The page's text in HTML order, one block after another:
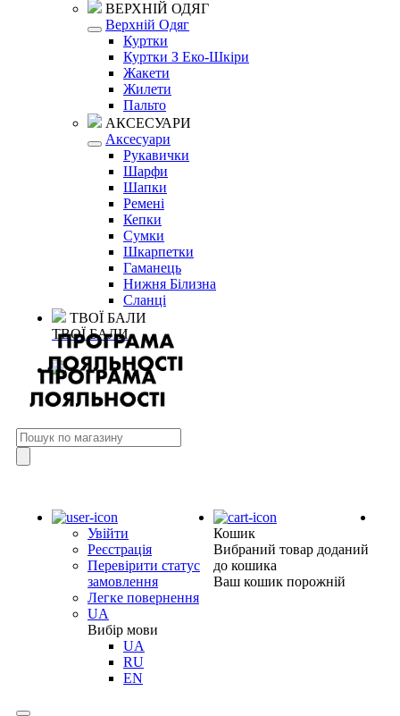
ВЕРХНІЙ ОДЯГ
Верхній Одяг
Куртки
Куртки З Еко-Шкіри
Жакети
Жилети
Пальто
АКСЕСУАРИ
Аксесуари
Рукавички
Шарфи
Шапки
Ремені
Кепки
Сумки
Шкарпетки
Гаманець
Нижня Білизна
Сланці
ТВОЇ БАЛИ
ТВОЇ БАЛИ
Увійти
Реєстрація
Перевірити статус
замовлення
Легке повернення
UA
Вибір мови
UA
RU
EN
Кошик
Вибраний товар доданий
до кошика
Ваш кошик порожній